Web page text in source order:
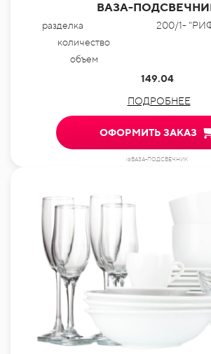
ВАЗА-
разделка
200/1-
количество
объем
149.04
ПОДРОБНЕЕ
ОФОРМИТЬ ЗАКАЗ
idВАЗА-ПОДСВЕЧНИК